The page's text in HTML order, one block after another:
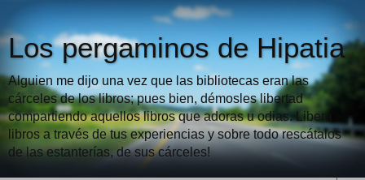
Los pergaminos de Hipatia
Alguien me dijo una vez que las bibliotecas eran las
cárceles de los libros; pues bien, démosles libertad
compartiendo aquellos libros que adoras u odias. Libera
libros a través de tus experiencias y sobre todo rescátalos
de las estanterías, de sus cárceles!